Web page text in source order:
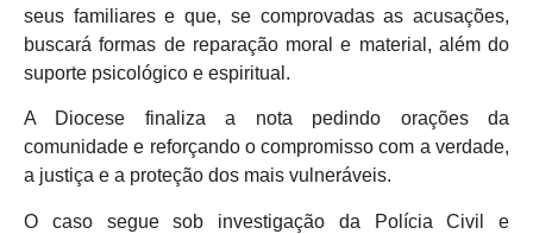
seus familiares e que, se comprovadas as acusações,
buscará formas de reparação moral e material, além do
suporte psicológico e espiritual.
A Diocese finaliza a nota pedindo orações da
comunidade e reforçando o compromisso com a verdade,
a justiça e a proteção dos mais vulneráveis.
O caso segue sob investigação da Polícia Civil e